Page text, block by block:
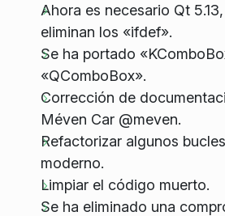
Ahora es necesario Qt
eliminan los «ifdef».
Se ha portado
«QComboBox».
Corrección de
Méven Car @meven.
Refactorizar algunos
moderno.
Limpiar el código muerto.
Se ha eliminado una